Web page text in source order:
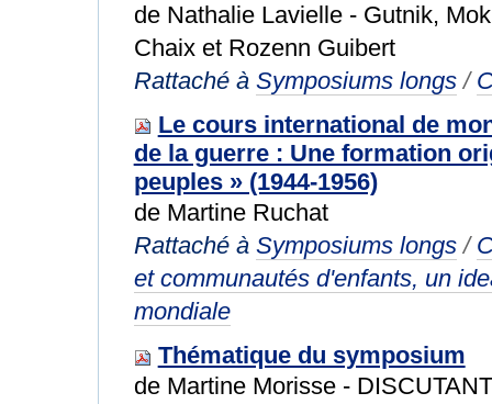
de Nathalie Lavielle - Gutnik,
Chaix et Rozenn Guibert
Rattaché à Symposiums longs /
Le cours international de
de la guerre : Une formation
peuples » (1944-1956)
de Martine Ruchat
Rattaché à Symposiums longs /
et communautés d'enfants, un
mondiale
Thématique du symposium
de Martine Morisse -